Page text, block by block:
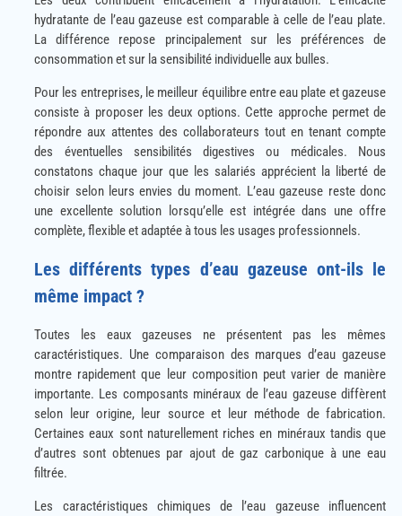
hydratante de l’eau gazeuse est comparable à celle de l’eau plate.
La différence repose principalement sur les préférences de
consommation et sur la sensibilité individuelle aux bulles.
Pour les entreprises, le meilleur équilibre entre eau plate et gazeuse
consiste à proposer les deux options. Cette approche permet de
répondre aux attentes des collaborateurs tout en tenant compte
des éventuelles sensibilités digestives ou médicales. Nous
constatons chaque jour que les salariés apprécient la liberté de
choisir selon leurs envies du moment. L’eau gazeuse reste donc
une excellente solution lorsqu’elle est intégrée dans une offre
complète, flexible et adaptée à tous les usages professionnels.
Les différents types d’eau gazeuse ont-ils le
même impact ?
Toutes les eaux gazeuses ne présentent pas les mêmes
caractéristiques. Une comparaison des marques d’eau gazeuse
montre rapidement que leur composition peut varier de manière
importante. Les composants minéraux de l’eau gazeuse diffèrent
selon leur origine, leur source et leur méthode de fabrication.
Certaines eaux sont naturellement riches en minéraux tandis que
d’autres sont obtenues par ajout de gaz carbonique à une eau
filtrée.
Les caractéristiques chimiques de l’eau gazeuse influencent